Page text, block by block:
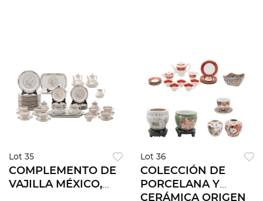
Lot 35
COMPLEMENTO DE
VAJILLA MÉXICO,
Lot 36
COLECCIÓN DE
PORCELANA Y
CERÁMICA ORIGEN